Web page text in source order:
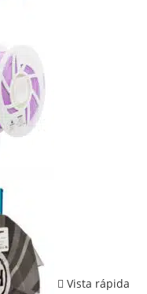
Vista rápida